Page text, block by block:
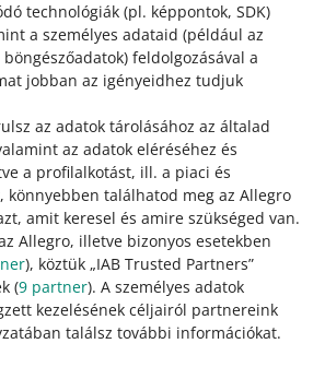
technológiák (pl. képpontok, SDK)
a személyes adataid (például az
feldolgozásával a
jobban az igényeidhez tudjuk
az adatok tárolásához az általad
az adatok eléréséhez és
a profilalkotást, ill. a piaci és
könnyebben találhatod meg az Allegro
amit keresel és amire szükséged van.
Allegro, illetve bizonyos esetekben
), köztük „IAB Trusted Partners”
(9 partner). A személyes adatok
kezelésének céljairól partnereink
találsz további információkat.
az új nevek listáját
a fájlt, amely tartalmazza az
ezeket a módosításokat/új
10 - Nagyszerű